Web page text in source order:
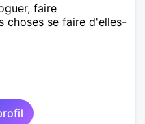
faire
choses se faire d'elles-